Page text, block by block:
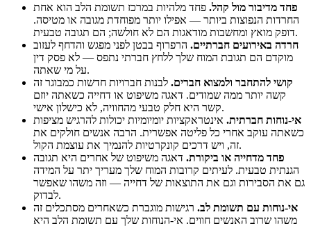
פחד מדיבור מול קהל. פחד מלהיות במרכז תשומת הלב הוא אחת
החרדות הנפוצות ביותר — אפילו יותר מפוחדת מגובה או מטיסה.
דופק מואץ ומחשבות מודאגות הם לא חולשה; הם תגובה טבעית.
חרדה באירועים חברתיים. הרפרוף בבטן לפני מפגש והדחף לעזוב
מוקדם הם תגובת המוח שלך ללחץ חברתי נתפס — לא פסק דין
על מי שאתה.
קושי להתחבר ולמצוא חברים. לבנות חברויות חדשות כמבוגר זה
קשה יותר ממה שמודים. דאגה משיפוט או דחייה כשאתה יוזם
קשר היא חלק טבעי מהחוויה, לא כישלון אישי.
אי-נוחות חברתית. אינטראקציות יומיומיות יכולות להרגיש מציפות
כשאתה עוקב אחרי כל פליטה אפשרית. הרבה אנשים חולקים את
זה, ויש דרכים קונקרטיות להנמיך את עוצמת הקול.
פחד מדחייה או ביקורת. דאגה משיפוט של אחרים היא תגובה
הגנתית טבעית. לעיתים קרובות המוח שלך מעריך יתר על המידה
גם את הסבירות וגם את התוצאות של דחייה — וזה משהו שאפשר
לבדוק.
אי-נוחות עם תשומת לב. רגישות מוגברת כשאחרים מסתכלים זה
משהו שרוב האנשים חווים. אי-הנוחות שלך עם תשומת הלב היא